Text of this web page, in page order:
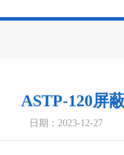
ASTP-120屏
日期：2023-12-27